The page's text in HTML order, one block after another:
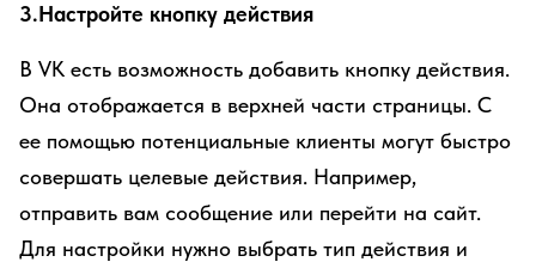
3.Настройте кнопку действия
В VK есть возможность добавить кнопку действия.
Она отображается в верхней части страницы. С
ее помощью потенциальные клиенты могут быстро
совершать целевые действия. Например,
отправить вам сообщение или перейти на сайт.
Для настройки нужно выбрать тип действия и